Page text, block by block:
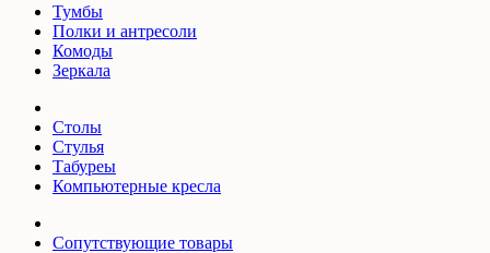
Тумбы
Полки и антресоли
Комоды
Зеркала
Столы
Стулья
Табуреы
Компьютерные кресла
Сопутствующие товары